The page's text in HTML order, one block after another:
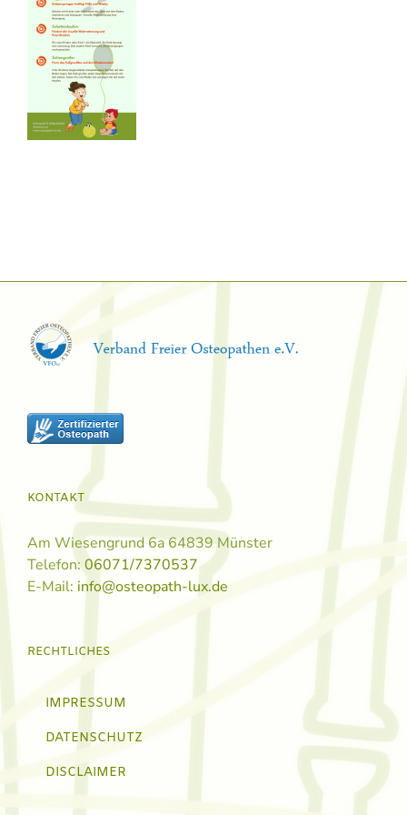
KONTAKT
Am Wiesengrund 6a 64839 Münster
Telefon: 06071/7370537
E-Mail: info@osteopath-lux.de
RECHTLICHES
IMPRESSUM
DATENSCHUTZ
DISCLAIMER